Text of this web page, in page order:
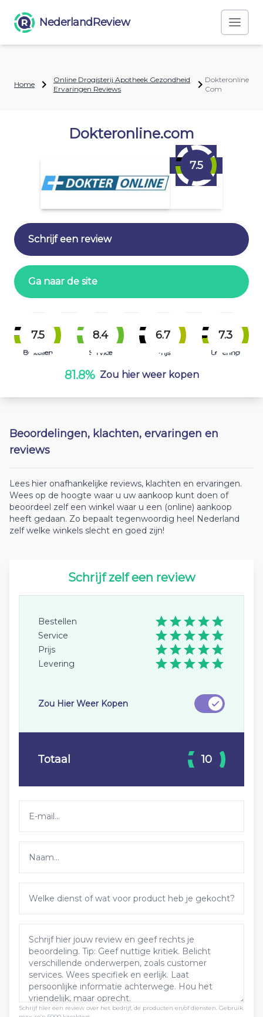
NederlandReview
Home
Online Drogisterij Apotheek Gezondheid
Ervaringen Reviews
Dokteronline
Com
Dokteronline.com
7.5
Schrijf een review
Ga naar de site
7.5
Bestellen
8.4
Service
6.7
Prijs
7.3
Levering
81.8% Zou hier weer kopen
Beoordelingen, klachten, ervaringen en
reviews
Lees hier onafhankelijke reviews, klachten en ervaringen.
Wees op de hoogte waar u uw aankoop kunt doen of
beoordeel zelf een winkel waar u een (online) aankoop
heeft gedaan. Zo bepaalt tegenwoordig heel Nederland
zelf welke winkels slecht en goed zijn!
Schrijf zelf een review
Schrijf hier een review over het bedrijf, de producten en/of diensten. Gebruik
Bestellen
Service
Prijs
Levering
Zou Hier Weer Kopen
Totaal 10